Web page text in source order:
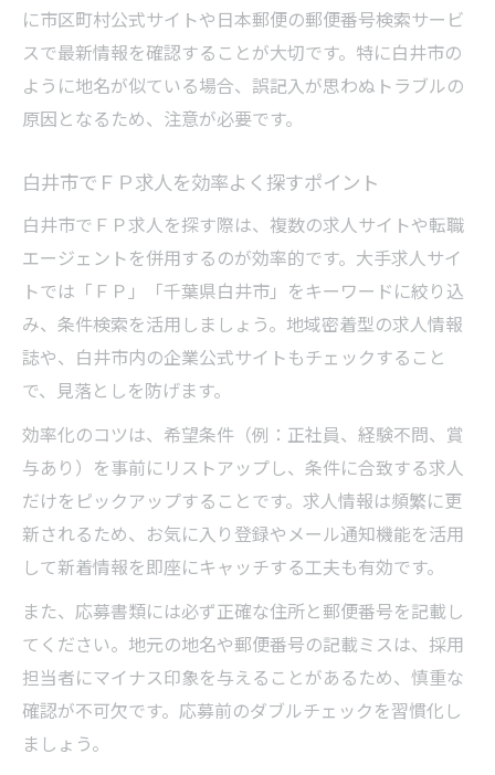
に市区町村公式サイトや日本郵便の郵便番号検索サービ
スで最新情報を確認することが大切です。特に白井市の
ように地名が似ている場合、誤記入が思わぬトラブルの
原因となるため、注意が必要です。
白井市でＦＰ求人を効率よく探すポイント
白井市でＦＰ求人を探す際は、複数の求人サイトや転職
エージェントを併用するのが効率的です。大手求人サイ
トでは「ＦＰ」「千葉県白井市」をキーワードに絞り込
み、条件検索を活用しましょう。地域密着型の求人情報
誌や、白井市内の企業公式サイトもチェックすること
で、見落としを防げます。
効率化のコツは、希望条件（例：正社員、経験不問、賞
与あり）を事前にリストアップし、条件に合致する求人
だけをピックアップすることです。求人情報は頻繁に更
新されるため、お気に入り登録やメール通知機能を活用
して新着情報を即座にキャッチする工夫も有効です。
また、応募書類には必ず正確な住所と郵便番号を記載し
てください。地元の地名や郵便番号の記載ミスは、採用
担当者にマイナス印象を与えることがあるため、慎重な
確認が不可欠です。応募前のダブルチェックを習慣化し
ましょう。